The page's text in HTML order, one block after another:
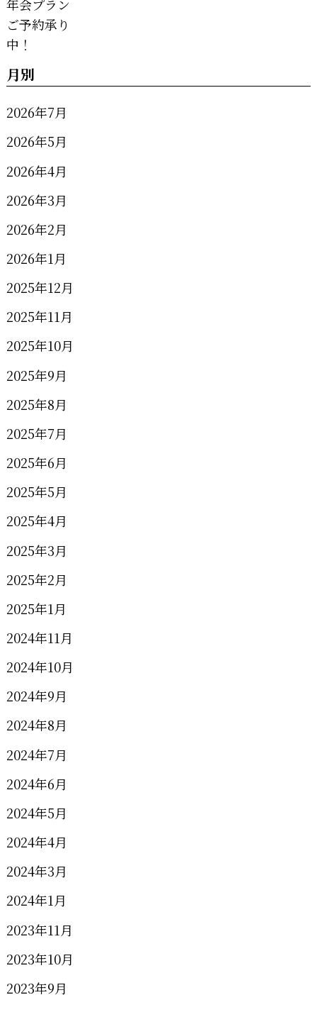
月別
2026年7月
2026年5月
2026年4月
2026年3月
2026年2月
2026年1月
2025年12月
2025年11月
2025年10月
2025年9月
2025年8月
2025年7月
2025年6月
2025年5月
2025年4月
2025年3月
2025年2月
2025年1月
2024年11月
2024年10月
2024年9月
2024年8月
2024年7月
2024年6月
2024年5月
2024年4月
2024年3月
2024年1月
2023年11月
2023年10月
2023年9月